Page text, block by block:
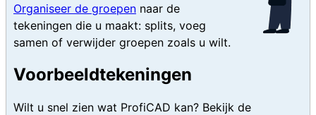
Organiseer de groepen naar de
tekeningen die u maakt: splits, voeg
samen of verwijder groepen zoals u wilt.
Voorbeeldtekeningen
Wilt u snel zien wat ProfiCAD kan? Bekijk de